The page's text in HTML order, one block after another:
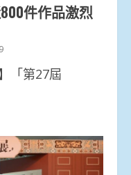
件作品激烈
「第27屆